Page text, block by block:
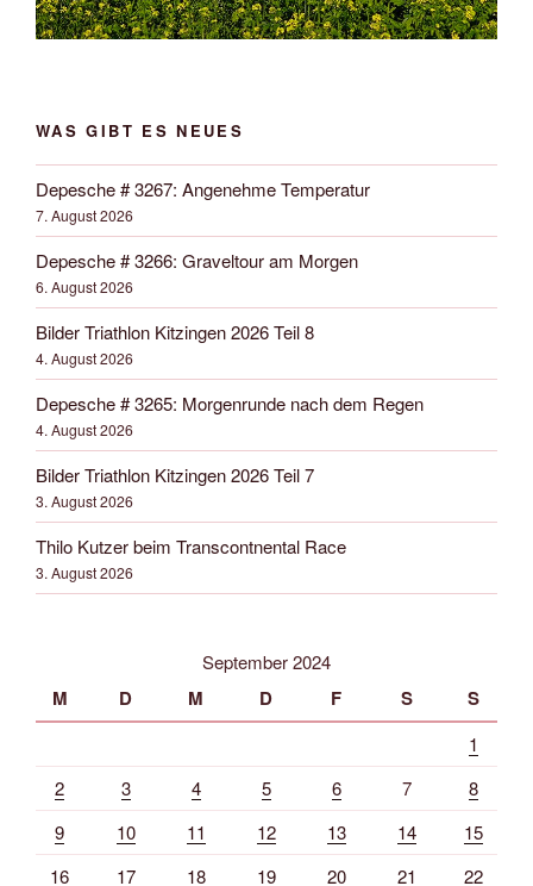
WAS GIBT ES NEUES
Depesche # 3267: Angenehme Temperatur
7. August 2026
Depesche # 3266: Graveltour am Morgen
6. August 2026
Bilder Triathlon Kitzingen 2026 Teil 8
4. August 2026
Depesche # 3265: Morgenrunde nach dem Regen
4. August 2026
Bilder Triathlon Kitzingen 2026 Teil 7
3. August 2026
Thilo Kutzer beim Transcontnental Race
3. August 2026
September 2024
M D M D F S S
1
2
3 4 5 6 7
8
9
10 11 12 13 14
15
16
17 18 19 20 21 22